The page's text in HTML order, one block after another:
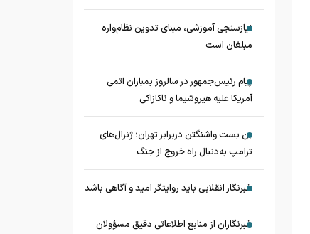
نیازسنجی آموزشی، مبنای تدوین نظام‌واره
مبلغان است
پیام رئیس‌جمهور در سالروز بمباران اتمی
آمریکا علیه هیروشیما و ناکازاکی
بن بست واشنگتن دربرابر تهران؛ ژنرال‌های
ترامپ به‌دنبال راه خروج از جنگ
خبرنگار انقلابی باید روایتگر امید و آگاهی باشد
خبرنگاران از منابع اطلاعاتی دقیق مسؤولان